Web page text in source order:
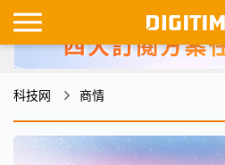
科技网 商情